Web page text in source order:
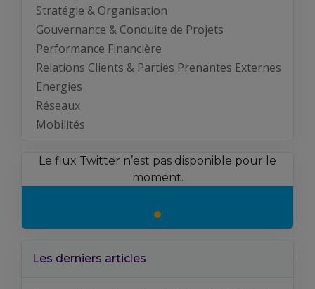
Stratégie & Organisation
Gouvernance & Conduite de Projets
Performance Financière
Relations Clients & Parties Prenantes Externes
Energies
Réseaux
Mobilités
Le flux Twitter n’est pas disponible pour le
moment.
Les derniers articles